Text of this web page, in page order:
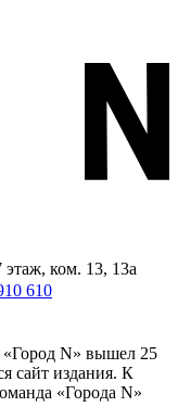
этаж, ком. 13, 13а
610
N» вышел 25
сайт издания. К
«Города N»